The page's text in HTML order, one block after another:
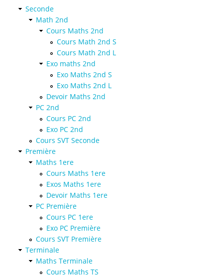
Seconde
Math 2nd
Cours Maths 2nd
Cours Math 2nd S
Cours Math 2nd L
Exo maths 2nd
Exo Maths 2nd S
Exo Maths 2nd L
Devoir Maths 2nd
PC 2nd
Cours PC 2nd
Exo PC 2nd
Cours SVT Seconde
Première
Maths 1ere
Cours Maths 1ere
Exos Maths 1ere
Devoir Maths 1ere
PC Première
Cours PC 1ere
Exo PC Première
Cours SVT Première
Terminale
Maths Terminale
Cours Maths TS